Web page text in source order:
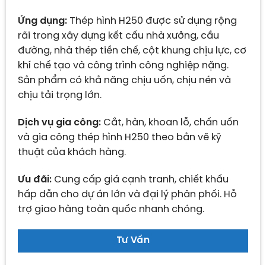
Ứng dụng:Thép hình H250 được sử dụng rộng
rãi trong xây dựng kết cấu nhà xưởng, cầu
đường, nhà thép tiền chế, cột khung chịu lực, cơ
khí chế tạo và công trình công nghiệp nặng.
Sản phẩm có khả năng chịu uốn, chịu nén và
chịu tải trọng lớn.
Dịch vụ gia công:Cắt, hàn, khoan lỗ, chấn uốn
và gia công thép hình H250 theo bản vẽ kỹ
thuật của khách hàng.
Ưu đãi:Cung cấp giá cạnh tranh, chiết khấu
hấp dẫn cho dự án lớn và đại lý phân phối. Hỗ
trợ giao hàng toàn quốc nhanh chóng.
Tư Vấn